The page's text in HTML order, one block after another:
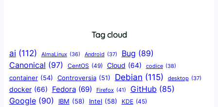
Tag cloud
ai (112) AlmaLinux (36) Android (37) Bug (89)
Canonical (97) CentOS (49) Cloud (64) codice (38)
container (54) Controversia (51) Debian (115) desktop (37)
docker (66) Fedora (69) Firefox (41) GitHub (85)
Google (90) IBM (58) Intel (58) KDE (45)